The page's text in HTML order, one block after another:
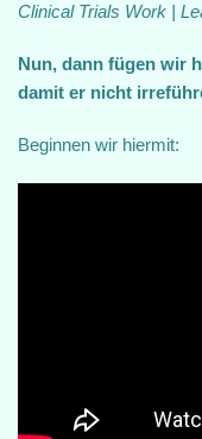
Clinical Trials Work |
Nun, dann fügen wir
damit er nicht
Beginnen wir hiermit: